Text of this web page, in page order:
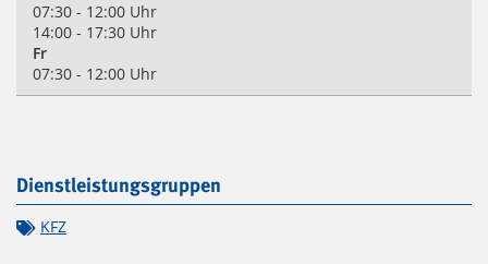
07:30 - 12:00 Uhr
14:00 - 17:30 Uhr
Fr
07:30 - 12:00 Uhr
Dienstleistungsgruppen
KFZ